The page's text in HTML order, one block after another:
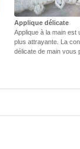
Applique délicate
Applique à la main est
plus attrayante. La
délicate de main vous